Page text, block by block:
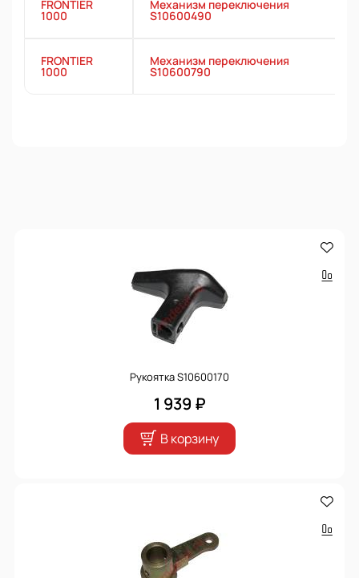
FRONTIER
1000
Механизм переключения
S10600490
FRONTIER
1000
Механизм переключения
S10600790
Рукоятка S10600170
1 939 ₽
В корзину